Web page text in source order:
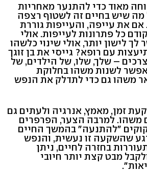
מאוד כדי להתנער מאחריות
מה שיש בחיים זה לשטוף רצפה
את עייפה, והעייפות גוררת
כל פתרונות לעייפות. אולי
לישון יותר, אולי שינוי כלשהו
עם רופא? גייסי את בן זוגך
– שלך, שלו, של הילדים, של
לשנות משהו בחלוקת
משהו גם כדי לתדלק את הנפש
זמן, מאמץ, אנרגיה ולעתים גם
משהו. למרבה הצער, הפרפרים
"להתנעה" בהמשך החיים
שהשקעה זו נעשית, והנפש
בחזרה לחיים, ניתן
מבט קצת יותר חיובי